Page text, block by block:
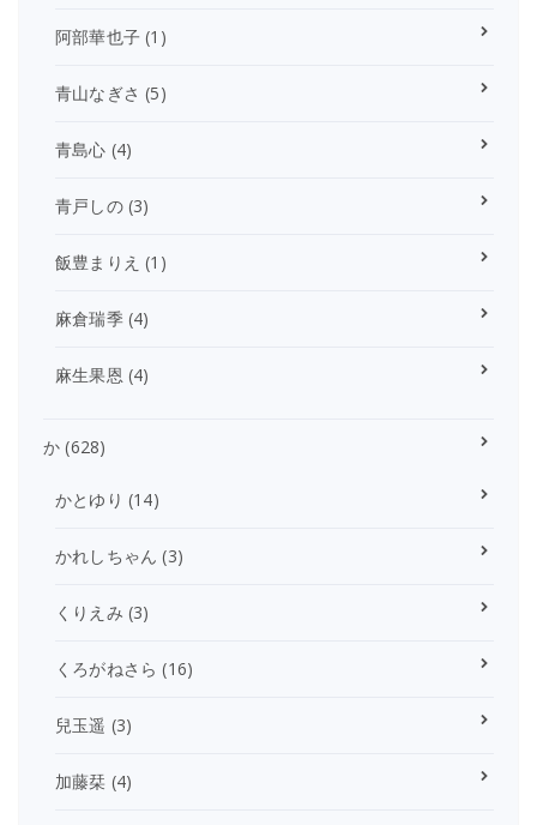
阿部華也子 (1)
青山なぎさ (5)
青島心 (4)
青戸しの(3)
飯豊まりえ (1)
麻倉瑞季(4)
麻生果恩 (4)
か (628)
かとゆり (14)
かれしちゃん (3)
くりえみ (3)
くろがねさら (16)
兒玉遥 (3)
加藤栞 (4)